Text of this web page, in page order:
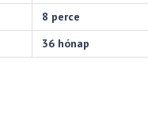
8 perce
36 hónap